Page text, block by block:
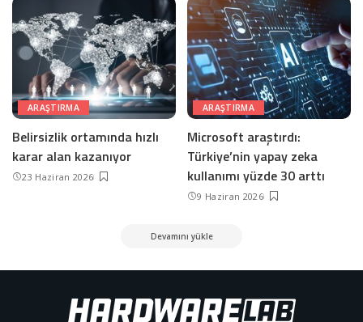
ARAŞTIRMA
Belirsizlik ortamında hızlı
karar alan kazanıyor
23 Haziran 2026
ARAŞTIRMA
Microsoft araştırdı:
Türkiye’nin yapay zeka
kullanımı yüzde 30 arttı
9 Haziran 2026
Devamını yükle